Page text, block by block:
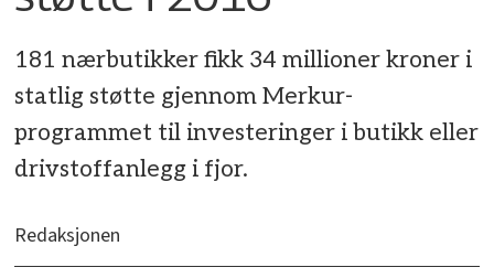
181 nærbutikker fikk 34 millioner kroner i
statlig støtte gjennom Merkur-
programmet til investeringer i butikk eller
drivstoffanlegg i fjor.
Redaksjonen